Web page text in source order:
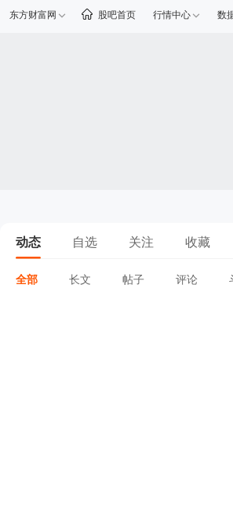
东方财富网 股吧首页 行情中心 数
动态 自选 关注 收藏
全部 长文 帖子 评论